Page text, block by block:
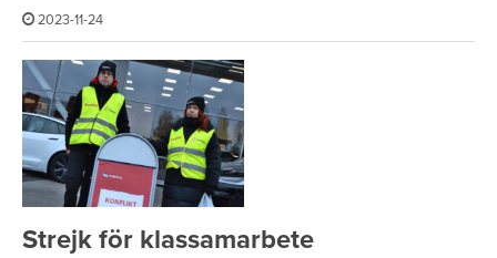
2023-11-24
Strejk för klassamarbete